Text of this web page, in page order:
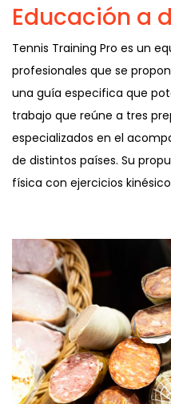
Educación a
Tennis Training Pro es un
profesionales que se
una guía especifica que
trabajo que reúne a tres
especializados en el
de distintos países. Su
física con ejercicios